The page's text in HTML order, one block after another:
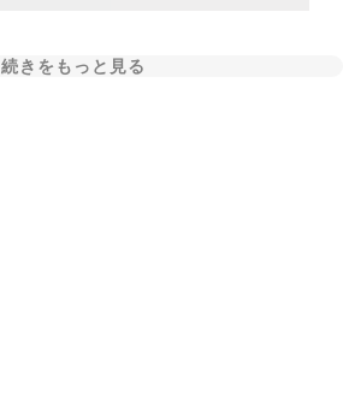
続きをもっと見る